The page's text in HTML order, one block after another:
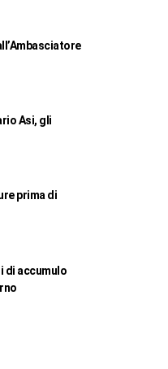
Asi, gli
prima di
di accumulo